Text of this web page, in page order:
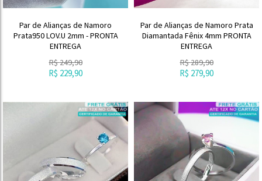
Par de Alianças de Namoro
Prata950 LOV.U 2mm - PRONTA
ENTREGA
R$249,90
R$ 229,90
Par de Alianças de Namoro Prata
Diamantada Fênix 4mm PRONTA
ENTREGA
R$289,90
R$ 279,90